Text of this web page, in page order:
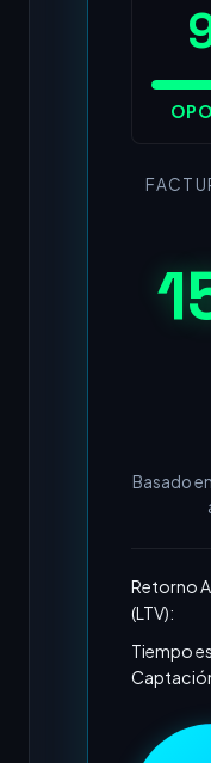
Basado
Retorno
(LTV):
Tiempo